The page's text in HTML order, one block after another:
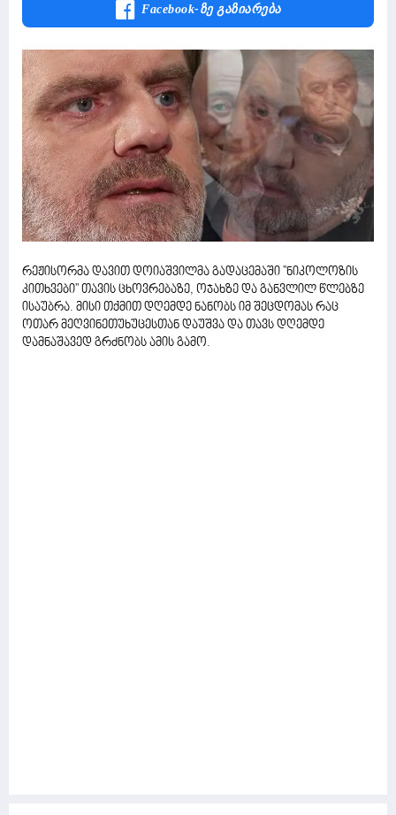
Facebook-Ზე Გაზიარება
რეჟისორმა დავით დოიაშვილმა გადაცემაში ''ნიკოლოზის
კითხვები'' თავის ცხოვრებაზე, ოჯახზე და განვლილ წლებზე
ისაუბრა. მისი თქმით დღემდე ნანობს იმ შეცდომას რაც
ოთარ მეღვინეთუხუცესთან დაუშვა და თავს დღემდე
დამნაშავედ გრძნობს ამის გამო.